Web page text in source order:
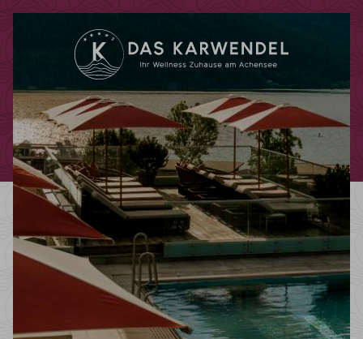
Code promotionnel
Vous pouvez faire valoir ici vos codes
promotionnels ou chèques-cadeaux.
Les codes suivants sont actuellement
acceptés :
Codes bonus
Chèques-cadeaux